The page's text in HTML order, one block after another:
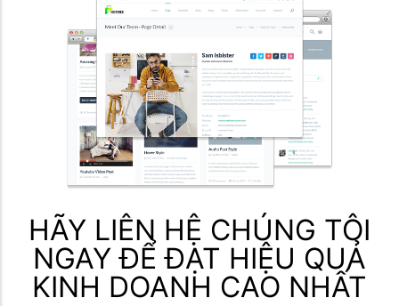
HÃY LIÊN HỆ CHÚNG TÔI
NGAY ĐỂ ĐẠT HIỆU QUẢ
KINH DOANH CAO NHẤT